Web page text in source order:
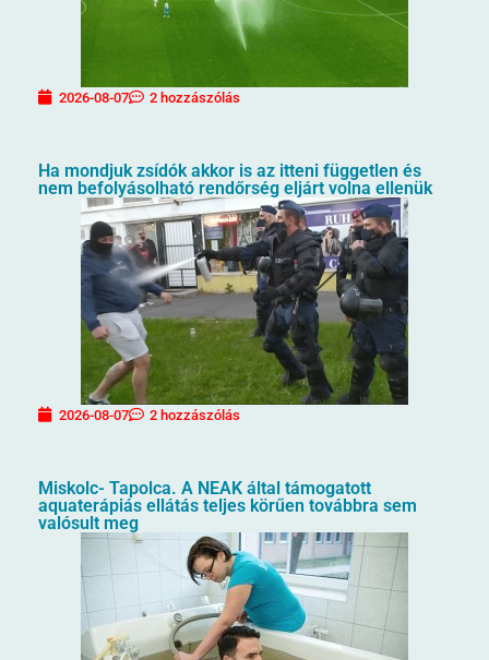
2026-08-07 2 hozzászólás
Ha mondjuk zsídók akkor is az itteni független és
nem befolyásolható rendőrség eljárt volna ellenük
2026-08-07 2 hozzászólás
Miskolc- Tapolca. A NEAK által támogatott
aquaterápiás ellátás teljes körűen továbbra sem
valósult meg